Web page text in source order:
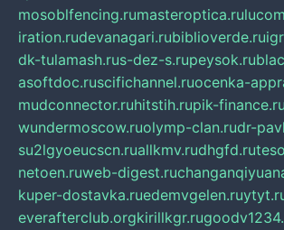
mosoblfencing.rumasteroptica.ru
iration.rudevanagari.rubiblioverde.ru
dk-tulamash.rus-dez-s.rupeysok.ru
asoftdoc.ruscifichannel.ruocenka-
mudconnector.ruhitstih.rupik-finance.ru
wundermoscow.ruolymp-clan.rudr-
su2lgyoeucscn.ruallkmv.rudhgfd.ru
netoen.ruweb-digest.ru
kuper-dostavka.ruedemvgelen.ru
everafterclub.orgkirillkgr.ru